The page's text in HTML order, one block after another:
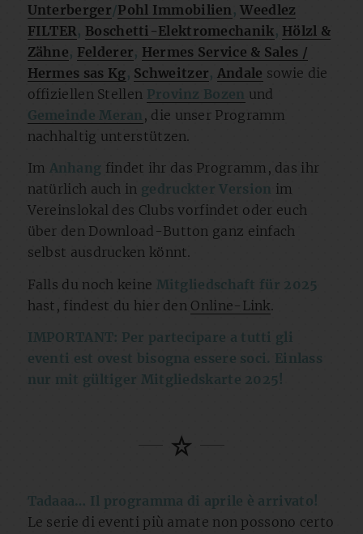
Unterberger/Pohl Immobilien ,Weedlez
FILTER, Boschetti-Elektromechanik, Hölzl &
Zähne, Felderer, Hermes Service & Sales /
Hermes sas Kg, Schweitzer, Andale sowie die
offiziellen Stellen Provinz Bozen und
Gemeinde Meran , die unser Programm
nachhaltig unterstützen.
Im Anhang findet ihr das Programm, das ihr
natürlich auch in gedruckter Version im
Vereinslokal des Clubs vorfindet oder euch
über den Download-Button ganz einfach
selbst ausdrucken könnt.
Falls du noch keine Mitgliedschaft für 2025
hast, findest du hier den Online-Link.
IMPORTANT: Per partecipare a tutti gli
eventi est ovest bisogna essere soci. Einlass
nur mit gültiger Mitgliedskarte 2025!
Tadaaa… Il programma di aprile è arrivato!
Le serie di eventi più amate non possono certo